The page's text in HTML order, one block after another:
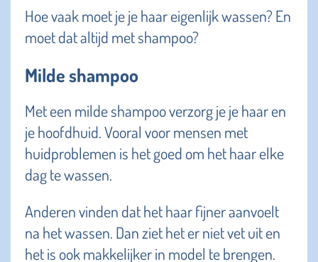
Hoe vaak moet je je haar eigenlijk wassen? En
moet dat altijd met shampoo?
Milde shampoo
Met een milde shampoo verzorg je je haar en
je hoofdhuid. Vooral voor mensen met
huidproblemen is het goed om het haar elke
dag te wassen.
Anderen vinden dat het haar fijner aanvoelt
na het wassen. Dan ziet het er niet vet uit en
het is ook makkelijker in model te brengen.